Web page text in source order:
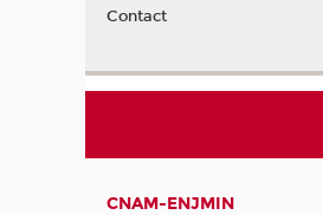
Contact
CNAM-ENJMIN